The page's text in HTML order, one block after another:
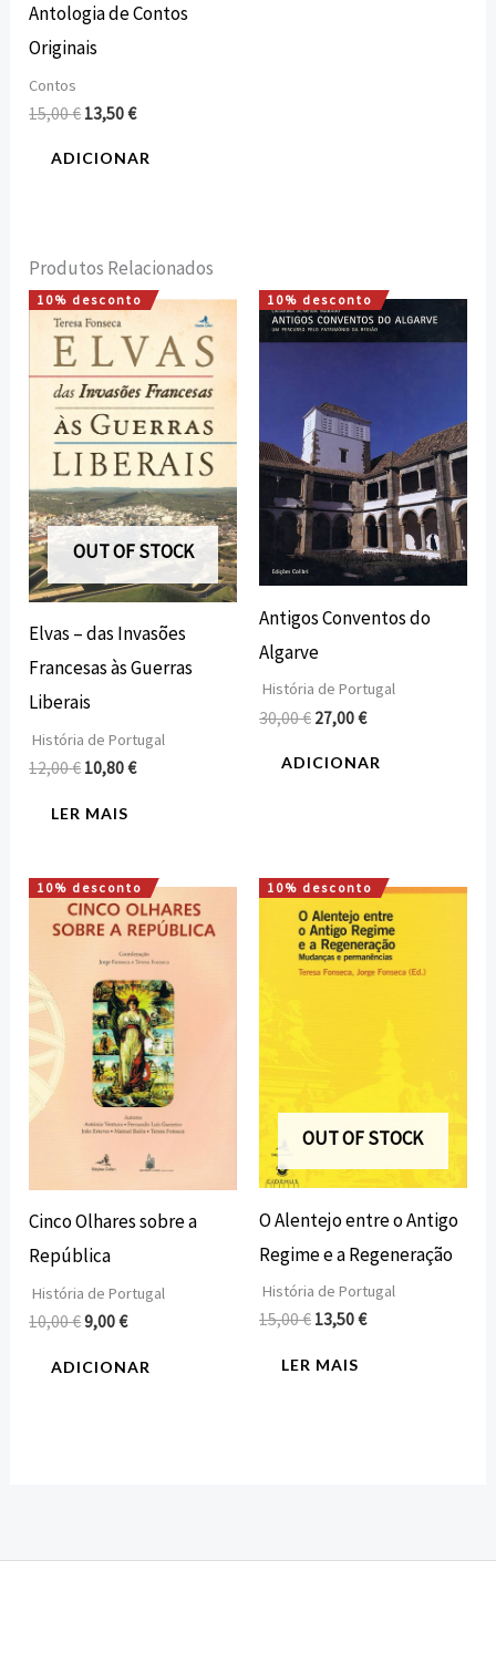
Antologia de Contos
Originais
Contos
15,00€ 13,50€
ADICIONAR
Produtos Relacionados
10% desconto
OUT OF STOCK
Elvas – das Invasões
Francesas às Guerras
Liberais
História de Portugal
12,00€
O
preço
original
era:
12,00 €.
10,80€
O
atual
é:
10,80 €.
LER MAIS
10% desconto
Antigos Conventos do
Algarve
História de Portugal
30,00€
O
preço
original
27,00€
O
preço
atual
ADICIONAR
10% desconto
Cinco Olhares sobre a
República
História de Portugal
10,00€
O
preço
original
era:
10,00 €.
9,00€
O
preço
atual
é:
9,00 €.
ADICIONAR
10% desconto
OUT OF STOCK
O Alentejo entre o Antigo
Regime e a Regeneração
História de Portugal
15,00€
O
preço
original
era:
15,00 €.
13,50€
O
preço
atual
é:
13,50 €.
LER MAIS